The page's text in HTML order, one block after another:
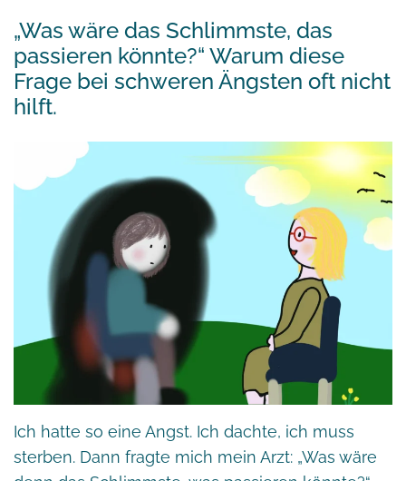
„Was wäre das Schlimmste, das
passieren könnte?“ Warum diese
Frage bei schweren Ängsten oft nicht
hilft.
Ich hatte so eine Angst. Ich dachte, ich muss
sterben. Dann fragte mich mein Arzt: „Was wäre